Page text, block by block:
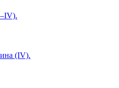
(IV).